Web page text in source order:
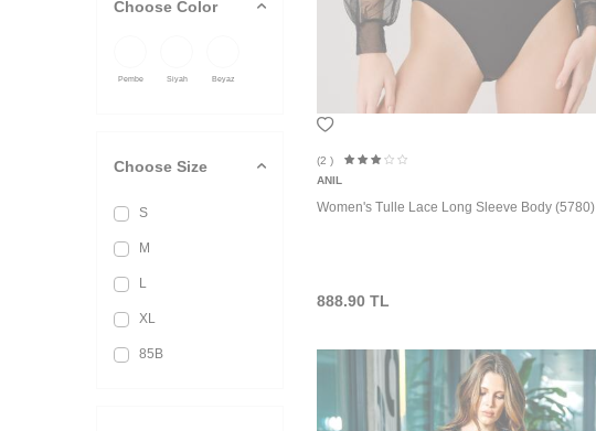
Bralet / Bustier Sets
Sets with String
Back Decollete
Choose Color
Pembe Siyah Beyaz
Choose Size
S
M
L
XL
85B
(2 )
ANIL
Women's Tulle Lace Long Sleeve Body (5780)
888.90 TL